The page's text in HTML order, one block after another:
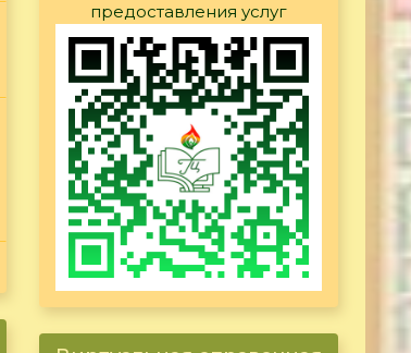
предоставления услуг